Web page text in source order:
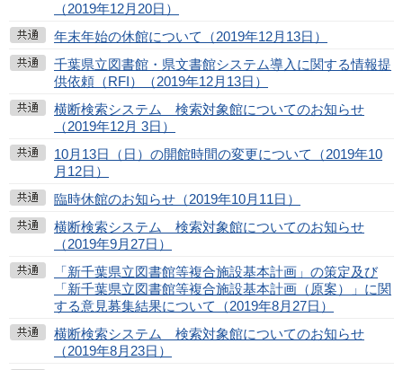
（2019年12月20日）
年末年始の休館について（2019年12月13日）
千葉県立図書館・県文書館システム導入に関する情報提
供依頼（RFI）（2019年12月13日）
横断検索システム 検索対象館についてのお知らせ
（2019年12月 3日）
10月13日（日）の開館時間の変更について（2019年10
月12日）
臨時休館のお知らせ（2019年10月11日）
横断検索システム 検索対象館についてのお知らせ
（2019年9月27日）
「新千葉県立図書館等複合施設基本計画」の策定及び
「新千葉県立図書館等複合施設基本計画（原案）」に関
する意見募集結果について（2019年8月27日）
横断検索システム 検索対象館についてのお知らせ
（2019年8月23日）